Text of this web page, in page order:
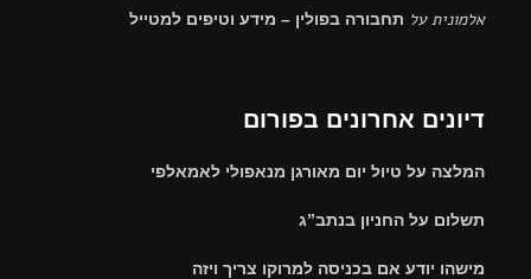
אלמוניתעל תחבורה בפולין – מידע וטיפים למטייל
דיונים אחרונים בפורום
המלצה על טיול יום מאורגן מנאפולי לאמאלפי
תשלום על החניון בנתב”ג
מישהו יודע אם בכניסה למרוקו צריך ויזה